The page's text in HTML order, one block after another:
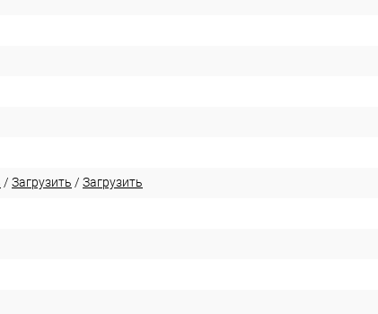
/ Загрузить / Загрузить